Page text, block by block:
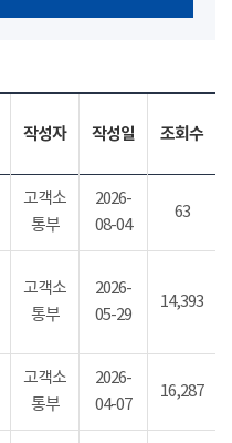
작성자 작성일 조회수
고객소
통부
2026-
08-04
63
고객소
통부
2026-
05-29
14,393
고객소
통부
2026-
04-07
16,287